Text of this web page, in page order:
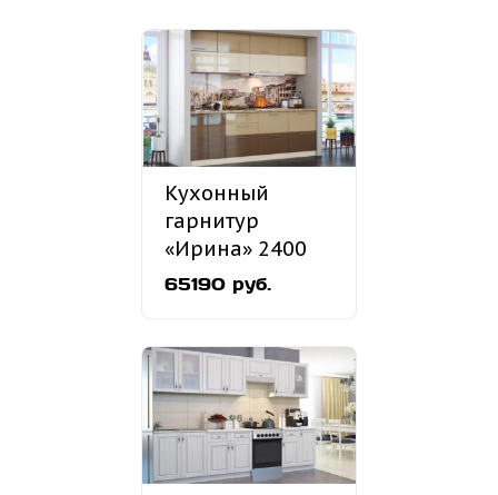
Кухонный
гарнитур
«Ирина» 2400
мм
65190 руб.